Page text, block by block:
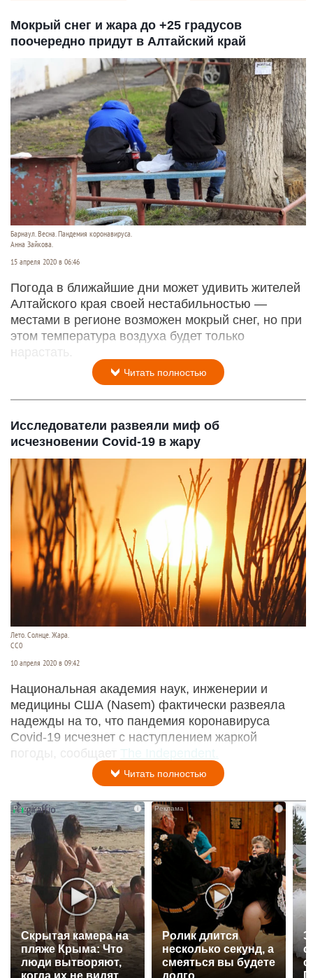
Мокрый снег и жара до +25 градусов
поочередно придут в Алтайский край
Барнаул. Весна. Пандемия коронавируса.
Анна Зайкова.
15 апреля 2020 в 06:46
Погода в ближайшие дни может удивить жителей
Алтайского края своей нестабильностью —
местами в регионе возможен мокрый снег, но при
этом температура воздуха будет только
нарастать.
Читать полностью
Исследователи развеяли миф об
исчезновении Covid-19 в жару
Лето. Солнце. Жара.
СС0
10 апреля 2020 в 09:42
Национальная академия наук, инженерии и
медицины США (Nasem) фактически развеяла
надежды на то, что пандемия коронавируса
Covid-19 исчезнет с наступлением жаркой
погоды, сообщает The Independent.
Читать полностью
i
Скрытая камера на
пляже Крыма: Что
люди вытворяют,
когда их не видят...
Ролик длится
несколько секунд, а
смеяться вы будете
долго